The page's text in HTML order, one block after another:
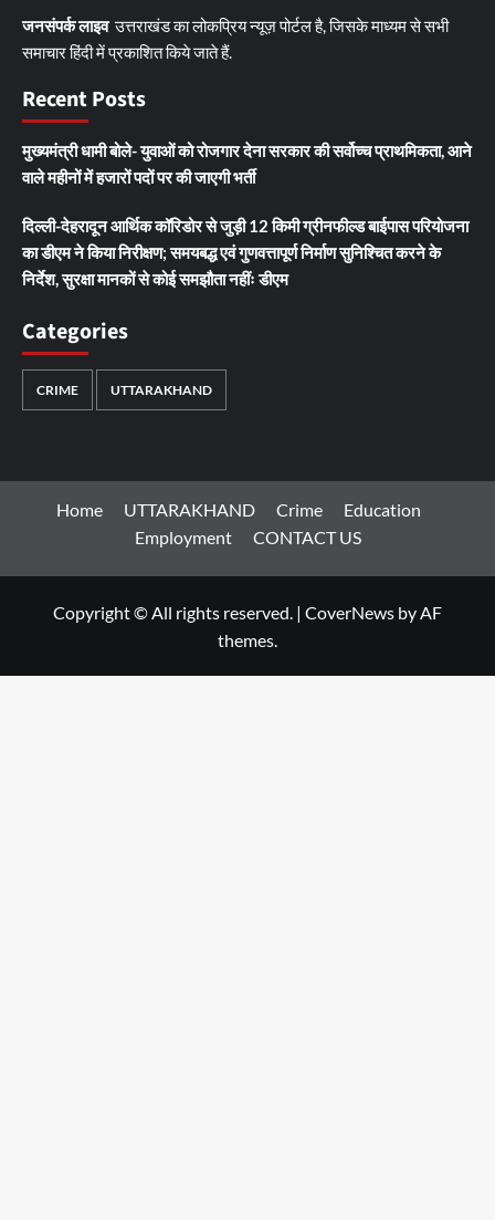
जनसंपर्क लाइवउत्तराखंड का लोकप्रिय न्यूज़ पोर्टल है, जिसके माध्यम से सभी
समाचार हिंदी में प्रकाशित किये जाते हैं.
Recent Posts
मुख्यमंत्री धामी बोले- युवाओं को रोजगार देना सरकार की सर्वोच्च प्राथमिकता, आने
वाले महीनों में हजारों पदों पर की जाएगी भर्ती
दिल्ली-देहरादून आर्थिक कॉरिडोर से जुड़ी 12 किमी ग्रीनफील्ड बाईपास परियोजना
का डीएम ने किया निरीक्षण; समयबद्ध एवं गुणवत्तापूर्ण निर्माण सुनिश्चित करने के
निर्देश, सुरक्षा मानकों से कोई समझौता नहींः डीएम
Categories
CRIME UTTARAKHAND
Home UTTARAKHAND Crime
Education
Employment
CONTACT US
Copyright © All rights reserved. | CoverNews by AF
themes.